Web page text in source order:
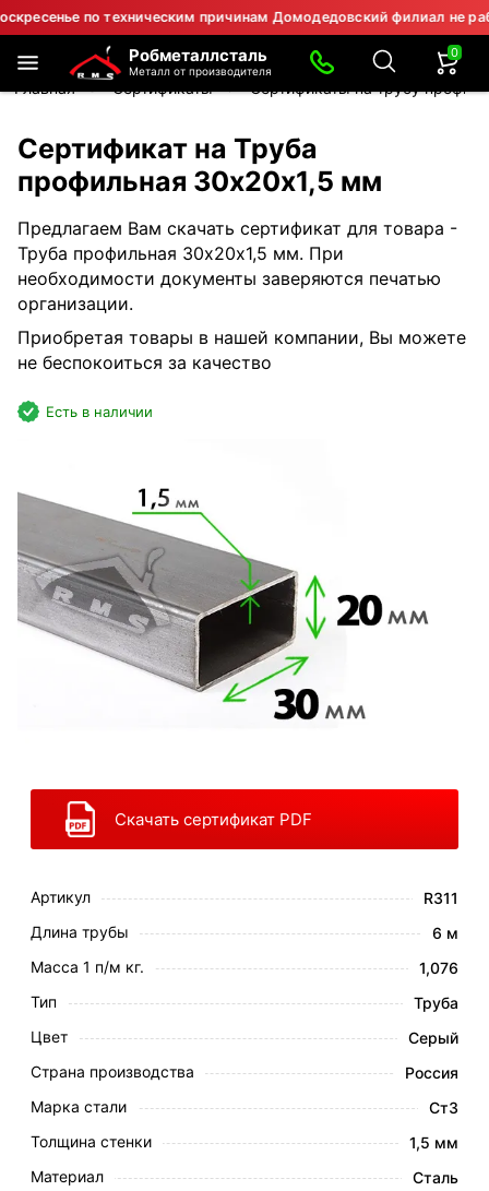
по техническим причинам Домодедовский филиал не
Робметаллсталь
Металл от производителя
0
Главная Сертификаты Сертификаты на трубу
Сертификат на Труба
профильная 30х20х1,5 мм
Предлагаем Вам скачать сертификат для товара -
Труба профильная 30х20х1,5 мм. При
необходимости документы заверяются печатью
организации.
Приобретая товары в нашей компании, Вы можете
не беспокоиться за качество
Есть в наличии
Скачать сертификат PDF
Артикул
R311
Длина трубы
6 м
Масса 1 п/м кг.
1,076
Тип
Труба
Цвет
Серый
Страна производства
Россия
Марка стали
Ст3
Толщина стенки
1,5 мм
Материал
Сталь